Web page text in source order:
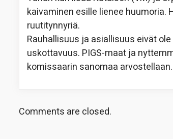
kaivaminen esille lienee huumoria.
ruutitynnyriä.
Rauhallisuus ja asiallisuus eivät
uskottavuus. PIGS-maat ja
komissaarin sanomaa
Comments are closed.